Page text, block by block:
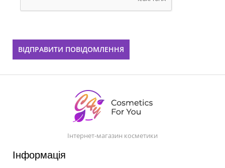
Інтернет-магазин косметики
Інформація